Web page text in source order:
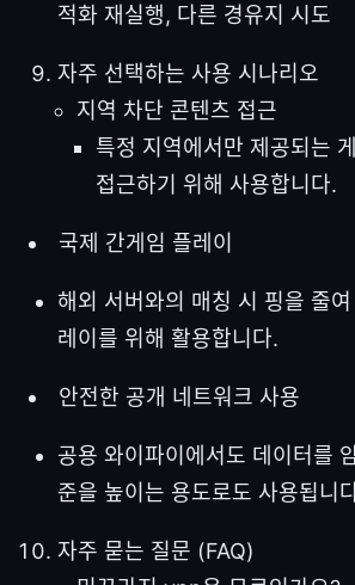
적화 재실행, 다른 경유지 시도
자주 선택하는 사용 시나리오
지역 차단 콘텐츠 접근
특정 지역에서만 제공되는
접근하기 위해 사용합니다.
국제 간게임 플레이
해외 서버와의 매칭 시 핑을 줄
레이를 위해 활용합니다.
안전한 공개 네트워크 사용
공용 와이파이에서도 데이터를
준을 높이는 용도로도 사용됩니
자주 묻는 질문 (FAQ)